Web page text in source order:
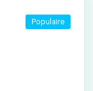
Populaire